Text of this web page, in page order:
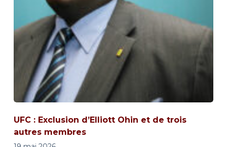
UFC : Exclusion d’Elliott Ohin et de trois
autres membres